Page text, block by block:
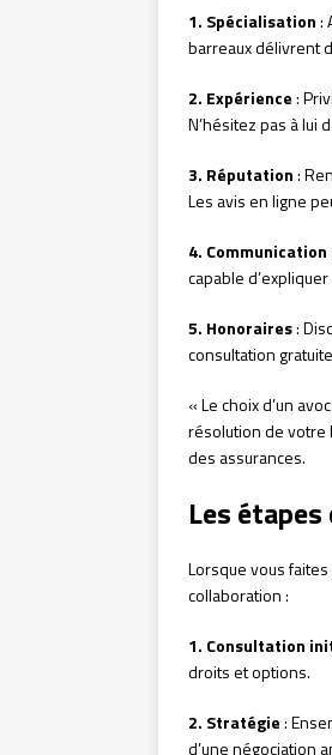
1. Spécialisation:
barreaux délivrent
2. Expérience:
N’hésitez pas à lui
3. Réputation:
Les avis en ligne
4. Communication
capable
5. Honoraires:
consultation
« Le choix d’un
résolution de votre
des assurances.
Les
Lorsque vous
collaboration :
1. Consultation
droits et options.
2. Stratégie:
d’une négociation